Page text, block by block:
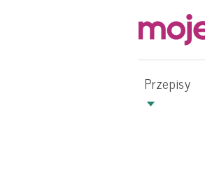
Przepisy